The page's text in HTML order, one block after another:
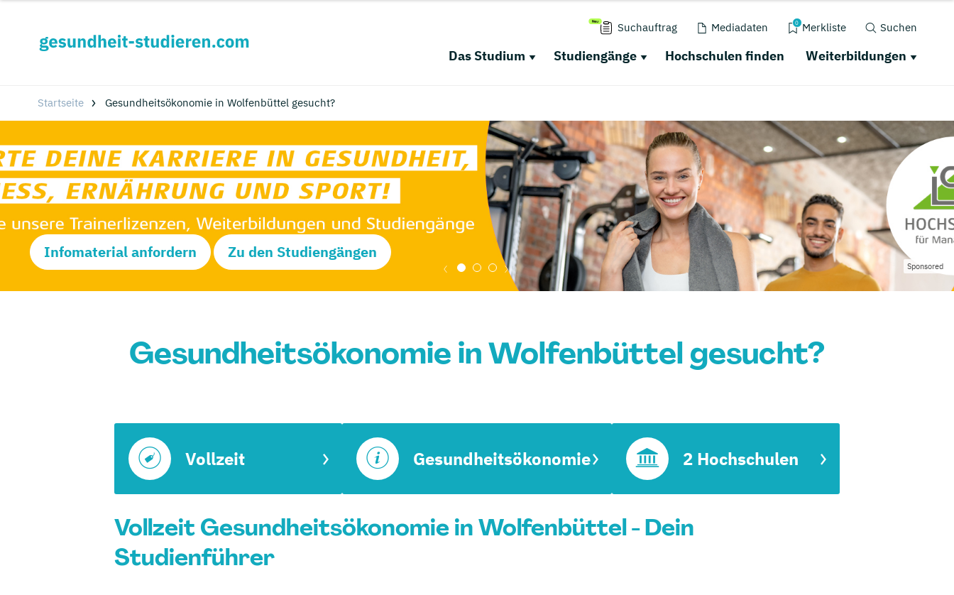
Suchauftrag Mediadaten 0 Merkliste Suchen
Das Studium Studiengänge Hochschulen finden Weiterbildungen
Startseite Gesundheitsökonomie in Wolfenbüttel gesucht?
Infomaterial anfordern Zu den Studiengängen
Sponsored
Gesundheitsökonomie in Wolfenbüttel gesucht?
Vollzeit Gesundheitsökonomie 2 Hochschulen
Vollzeit Gesundheitsökonomie in Wolfenbüttel - Dein
Studienführer